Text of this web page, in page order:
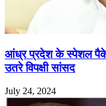
आंध्र प्रदेश के स्पेशल
उतरे विपक्षी सांसद
July 24, 2024